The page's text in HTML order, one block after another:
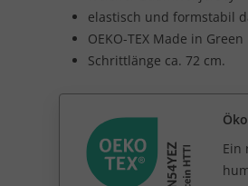
elastisch und formstabil
OEKO-TEX Made in Green
Schrittlänge ca. 72 cm.
Ein